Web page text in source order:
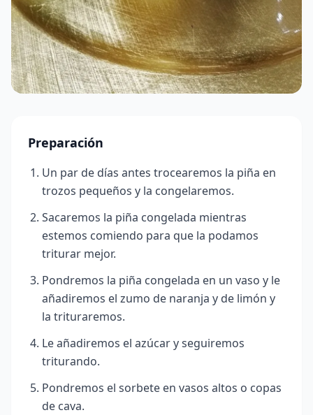
Preparación
Un par de días antes trocearemos la piña en
trozos pequeños y la congelaremos.
Sacaremos la piña congelada mientras
estemos comiendo para que la podamos
triturar mejor.
Pondremos la piña congelada en un vaso y le
añadiremos el zumo de naranja y de limón y
la trituraremos.
Le añadiremos el azúcar y seguiremos
triturando.
Pondremos el sorbete en vasos altos o copas
de cava.